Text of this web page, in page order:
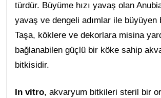
türdür. Büyüme hızı yavaş olan
yavaş ve dengeli adımlar ile büyüyen
Taşa, köklere ve dekorlara misina
bağlanabilen güçlü bir köke sahip
bitkisidir.
In vitro, akvaryum bitkileri steril bir